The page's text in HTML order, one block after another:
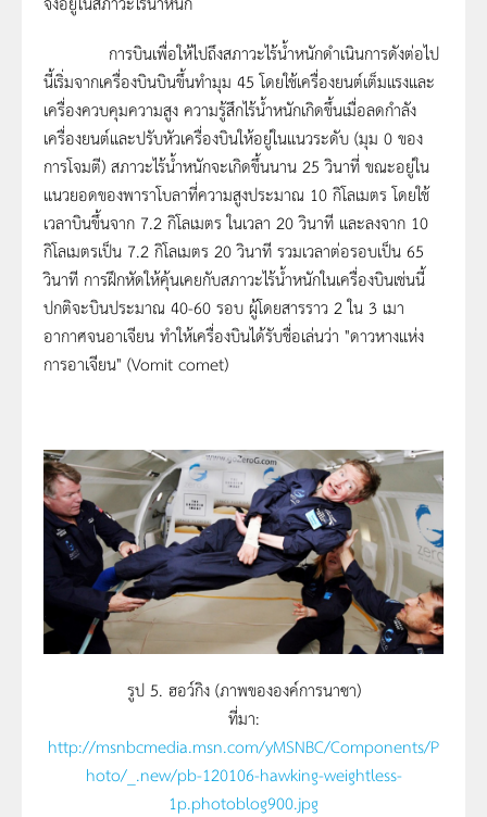
การบินเพื่อให้ไปถึงสภาวะไร้น้ำหนักดำเนินการดังต่อไป
นี้เริ่มจากเครื่องบินบินขึ้นทำมุม 45 โดยใช้เครื่องยนต์เต็มแรงและ
เครื่องควบคุมความสูง ความรู้สึกไร้น้ำหนักเกิดขึ้นเมื่อลดกำลัง
เครื่องยนต์และปรับหัวเครื่องบินให้อยู่ในแนวระดับ (มุม 0 ของ
การโจมตี) สภาวะไร้น้ำหนักจะเกิดขึ้นนาน 25 วินาที่ ขณะอยู่ใน
แนวยอดของพาราโบลาที่ความสูงประมาณ 10 กิโลเมตร โดยใช้
เวลาบินขึ้นจาก 7.2 กิโลเมตร ในเวลา 20 วินาที และลงจาก 10
กิโลเมตรเป็น 7.2 กิโลเมตร 20 วินาที รวมเวลาต่อรอบเป็น 65
วินาที การฝึกหัดให้คุ้นเคยกับสภาวะไร้น้ำหนักในเครื่องบินเช่นนี้
ปกติจะบินประมาณ 40-60 รอบ ผู้โดยสารราว 2 ใน 3 เมา
อากาศจนอาเจียน ทำให้เครื่องบินได้รับชื่อเล่นว่า "ดาวหางแห่ง
การอาเจียน" (Vomit comet)
รูป 5. ฮอว์กิง (ภาพขององค์การนาซา)
ที่มา:
http://msnbcmedia.msn.com/yMSNBC/Components/P
hoto/_.new/pb-120106-hawking-weightless-
1p.photoblog900.jpg